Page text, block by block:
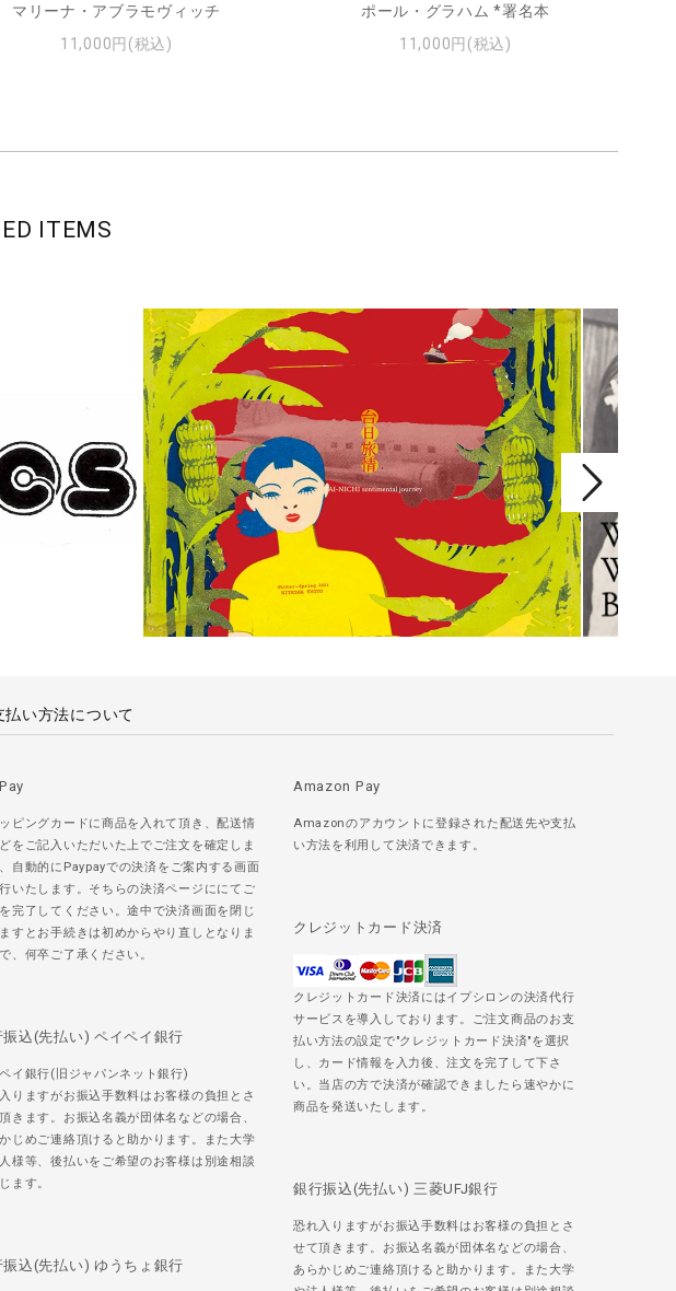
マリーナ・アブラモヴィッチ
11,000円(税込)
ポール・グラハム *署名本
11,000円(税込)
ITEMS
払い方法について
ピングカードに商品を入れて頂き、配送情
をご記入いただいた上でご注文を確定しま
自動的にPaypayでの決済をご案内する画面
いたします。そちらの決済ページににてご
完了してください。途中で決済画面を閉じ
すとお手続きは初めからやり直しとなりま
、何卒ご了承ください。
Amazon Pay
Amazonのアカウントに登録された配送先や支払
い方法を利用して決済できます。
クレジットカード決済
クレジットカード決済にはイプシロンの決済代行
サービスを導入しております。ご注文商品のお支
払い方法の設定で"クレジットカード決済"を選択
し、カード情報を入力後、注文を完了して下さ
い。当店の方で決済が確認できましたら速やかに
商品を発送いたします。
振込(先払い) ペイペイ銀行
イ銀行(旧ジャパンネット銀行)
りますがお振込手数料はお客様の負担とさ
きます。お振込名義が団体名などの場合、
じめご連絡頂けると助かります。また大学
様等、後払いをご希望のお客様は別途相談
ます。
銀行振込(先払い) 三菱UFJ銀行
恐れ入りますがお振込手数料はお客様の負担とさ
せて頂きます。お振込名義が団体名などの場合、
あらかじめご連絡頂けると助かります。また大学
振込(先払い) ゆうちょ銀行